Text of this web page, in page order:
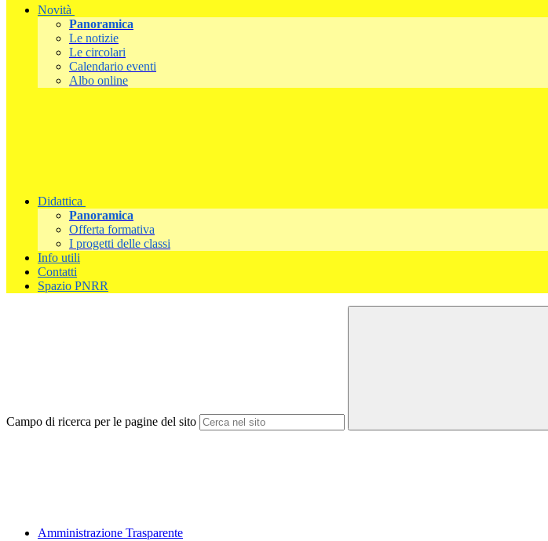
Novità
Panoramica
Le notizie
Le circolari
Calendario eventi
Albo online
Didattica
Panoramica
Offerta formativa
I progetti delle classi
Info utili
Contatti
Spazio PNRR
Campo di ricerca per le pagine del sito
Amministrazione Trasparente